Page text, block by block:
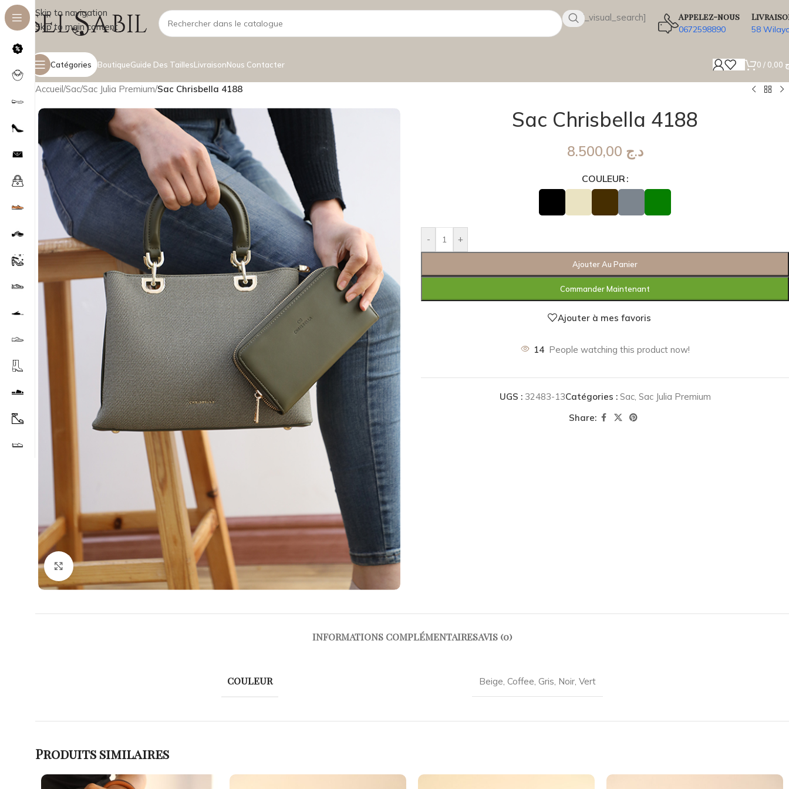
Skip to navigation
Skip to main content
[wsbi_visual_search] Appelez-nous
0672598890 58
Catégories BoutiqueGuide Des TaillesLivraisonNous Contacter 0 /
Accueil/Sac/Sac Julia Premium/Sac Chrisbella 4188
Agrandir
Sac Chrisbella 4188
د.ج
COULEUR
- +
Ajouter Au Panier
Commander Maintenant
Ajouter à mes favoris
14 People watching this product now!
UGS : 32483-13Catégories : Sac, Sac Julia Premium
Share:
INFORMATIONS COMPLÉMENTAIRESAVIS (0)
COULEUR Beige Coffee Gris Noir Vert
Produits similaires